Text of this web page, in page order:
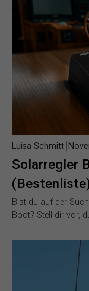
Solarregler
Luisa Schmitt
Bist du auf der
Boot? Stell dir vor,